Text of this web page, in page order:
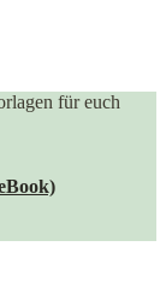
für euch